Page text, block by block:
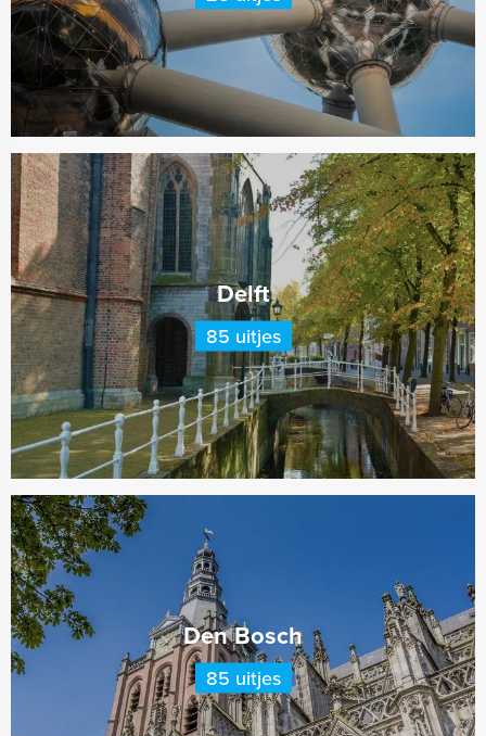
Delft
85 uitjes
Den Bosch
85 uitjes